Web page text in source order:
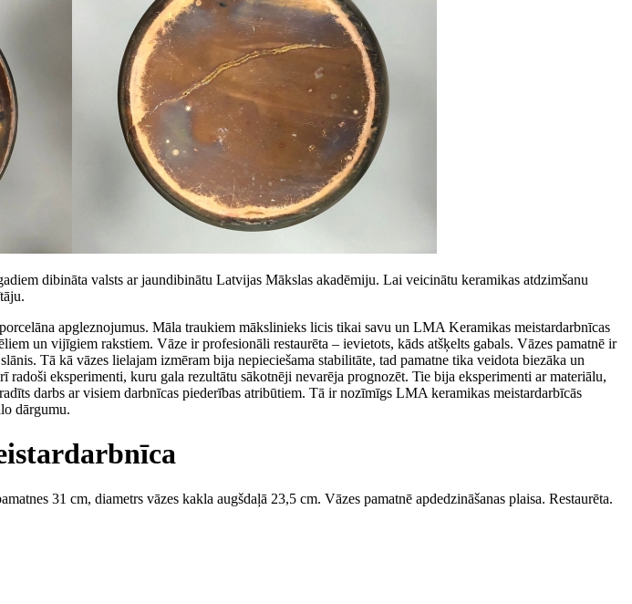
dibināta valsts ar jaundibinātu Latvijas Mākslas akadēmiju. Lai veicinātu keramikas atdzimšanu
apgleznojumus. Māla traukiem mākslinieks licis tikai savu un LMA Keramikas meistardarbnīcas
un vijīgiem rakstiem. Vāze ir profesionāli restaurēta – ievietots, kāds atšķelts gabals. Vāzes pamatnē ir
Tā kā vāzes lielajam izmēram bija nepieciešama stabilitāte, tad pamatne tika veidota biezāka un
eksperimenti, kuru gala rezultātu sākotnēji nevarēja prognozēt. Tie bija eksperimenti ar materiālu,
darbs ar visiem darbnīcas piederības atribūtiem. Tā ir nozīmīgs LMA keramikas meistardarbīcās
dārgumu.
31 cm, diametrs vāzes kakla augšdaļā 23,5 cm. Vāzes pamatnē apdedzināšanas plaisa. Restaurēta.